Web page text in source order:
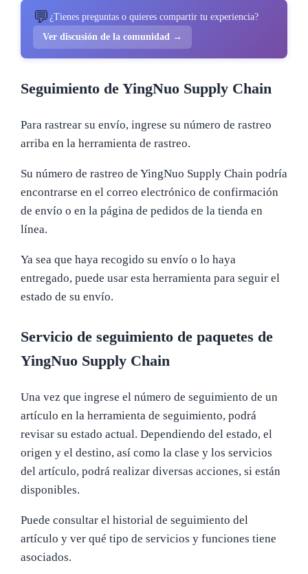
💬 ¿Tienes preguntas o quieres compartir tu experiencia?
Ver discusión de la comunidad →
Seguimiento de YingNuo Supply Chain
Para rastrear su envío, ingrese su número de rastreo
arriba en la herramienta de rastreo.
Su número de rastreo de YingNuo Supply Chain podría
encontrarse en el correo electrónico de confirmación
de envío o en la página de pedidos de la tienda en
línea.
Ya sea que haya recogido su envío o lo haya
entregado, puede usar esta herramienta para seguir el
estado de su envío.
Servicio de seguimiento de paquetes de
YingNuo Supply Chain
Una vez que ingrese el número de seguimiento de un
artículo en la herramienta de seguimiento, podrá
revisar su estado actual. Dependiendo del estado, el
origen y el destino, así como la clase y los servicios
del artículo, podrá realizar diversas acciones, si están
disponibles.
Puede consultar el historial de seguimiento del
artículo y ver qué tipo de servicios y funciones tiene
asociados.